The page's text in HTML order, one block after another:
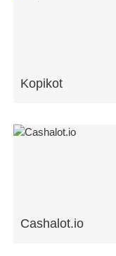
Kopikot
Cashalot.io